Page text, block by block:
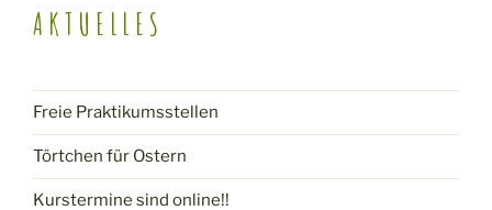
AKTUELLES
Freie Praktikumsstellen
Törtchen für Ostern
Kurstermine sind online!!